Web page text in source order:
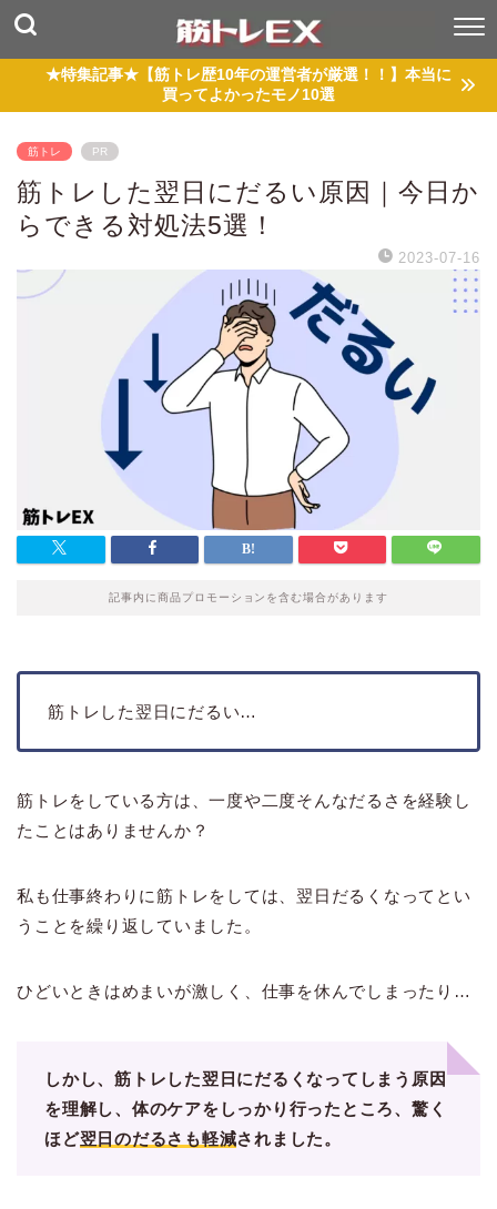
★特集記事★【筋トレ歴10年の運営者が厳選！！】本当に
買ってよかったモノ10選
筋トレ PR
筋トレした翌日にだるい原因｜今日か
らできる対処法5選！
2023-07-16
記事内に商品プロモーションを含む場合があります
筋トレした翌日にだるい…
筋トレをしている方は、一度や二度そんなだるさを経験し
たことはありませんか？
私も仕事終わりに筋トレをしては、翌日だるくなってとい
うことを繰り返していました。
ひどいときはめまいが激しく、仕事を休んでしまったり…
しかし、筋トレした翌日にだるくなってしまう原因
を理解し、体のケアをしっかり行ったところ、驚く
ほど翌日のだるさも軽減されました。